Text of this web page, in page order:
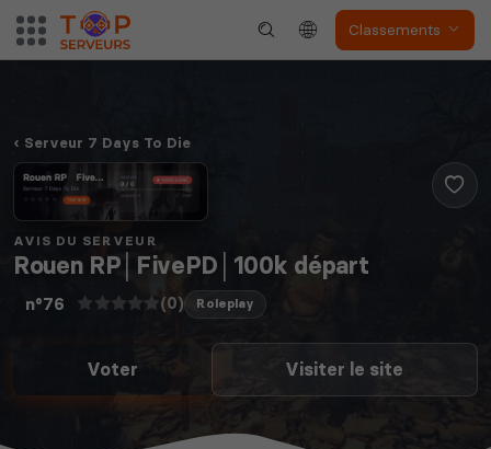
Classements
The Front Atlas
Dune Awakening
Neverwinter
Nights
Serveur 7 Days To Die
AVIS DU SERVEUR
Rouen RP│FivePD│100k départ
n°76 (0) Roleplay
Voter Visiter le site